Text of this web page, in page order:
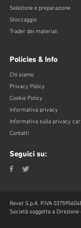
Selezione e preparazione
Stoccaggio
Trader dei materiali
Policies & Info
Chi siamo
Privacy Policy
Cookie Policy
Informativa privacy
Informativa sulla privacy
Contatti
Seguici su:
Revet S.p.A. P.IVA
Società soggetta a